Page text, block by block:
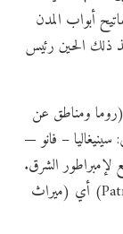
أبواب المدن
ذلك الحين رئيس
(روما ومناطق عن
– فانو —
لإمبراطور الشرق.
كل هذه المناطق أطلق عليها اسم (Patrimonium Petri) أي (ميراث